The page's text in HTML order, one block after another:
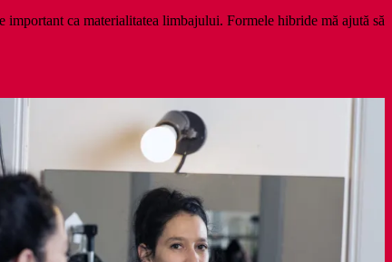
important ca materialitatea limbajului. Formele hibride mă ajută să